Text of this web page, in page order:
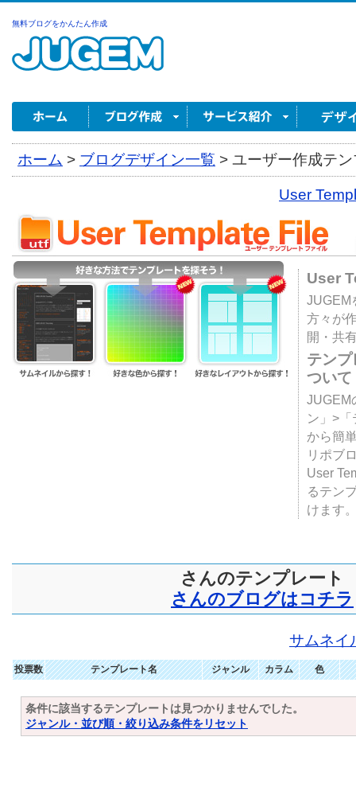
無料ブログをかんたん作成
ホーム > ブログデザイン一覧 > ユーザー作成テ
User
User
JUGEM
方々が
開・共
テン
ついて
JUGEM
ン」>
から簡
リポブ
User
るテン
けます
さんのテンプレート
さんのブログはコチラ
サムネイ
投票数 テンプレート名 ジャンル カラム 色
条件に該当するテンプレートは見つかりませんでした。
ジャンル・並び順・絞り込み条件をリセット